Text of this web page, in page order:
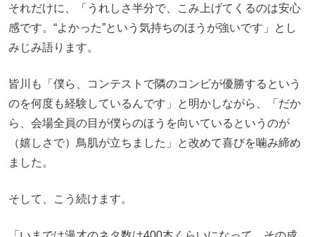
それだけに、「うれしさ半分で、こみ上げてくるのは安心
感です。“よかった”という気持ちのほうが強いです」とし
みじみ語ります。
皆川も「僕ら、コンテストで隣のコンビが優勝するという
のを何度も経験しているんです」と明かしながら、「だか
ら、会場全員の目が僕らのほうを向いているというのが
（嬉しさで）鳥肌が立ちました」と改めて喜びを噛み締め
ました。
そして、こう続けます。